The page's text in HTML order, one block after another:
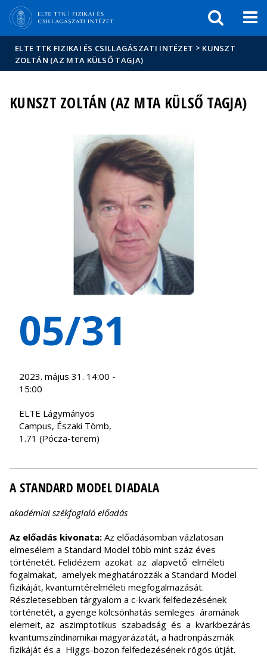
Események
sajtóban
ELTE TTK FIZIKAI ÉS CSILLAGÁSZATI INTÉZET > KUNSZT
ZOLTÁN (AZ MTA KÜLSŐ TAGJA)
KUNSZT ZOLTÁN (AZ MTA KÜLSŐ TAGJA)
05/31
2023. május 31. 14:00 -
15:00
ELTE Lágymányos
Campus, Északi Tömb,
1.71 (Pócza-terem)
A STANDARD MODEL DIADALA
akadémiai székfoglaló előadás
Az előadás kivonata: Az előadásomban vázlatosan
elmesélem a Standard Model több mint száz éves
történetét. Felidézem azokat az alapvető elméleti
fogalmakat, amelyek meghatározzák a Standard Model
fizikáját, kvantumtérelméleti megfogalmazását.
Részletesebben tárgyalom a c-kvark felfedezésének
történetét, a gyenge kölcsönhatás semleges áramának
elemeit, az aszimptotikus szabadság és a kvarkbezárás
kvantumszíndinamikai magyarázatát, a hadronpászmák
fizikáját és a Higgs-bozon felfedezésének rögös útját.